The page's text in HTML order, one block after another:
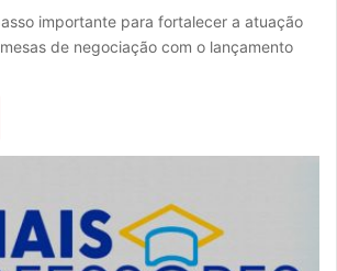
importante para fortalecer a atuação
de negociação com o lançamento